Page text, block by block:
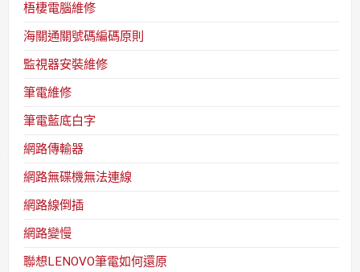
梧棲電腦維修
海關通關號碼編碼原則
監視器安裝維修
筆電維修
筆電藍底白字
網路傳輸器
網路無碟機無法連線
網路線倒插
網路變慢
聯想LENOVO筆電如何還原